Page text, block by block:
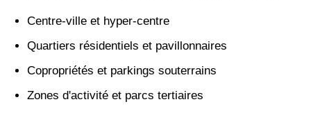
Centre-ville et hyper-centre
Quartiers résidentiels et pavillonnaires
Copropriétés et parkings souterrains
Zones d'activité et parcs tertiaires